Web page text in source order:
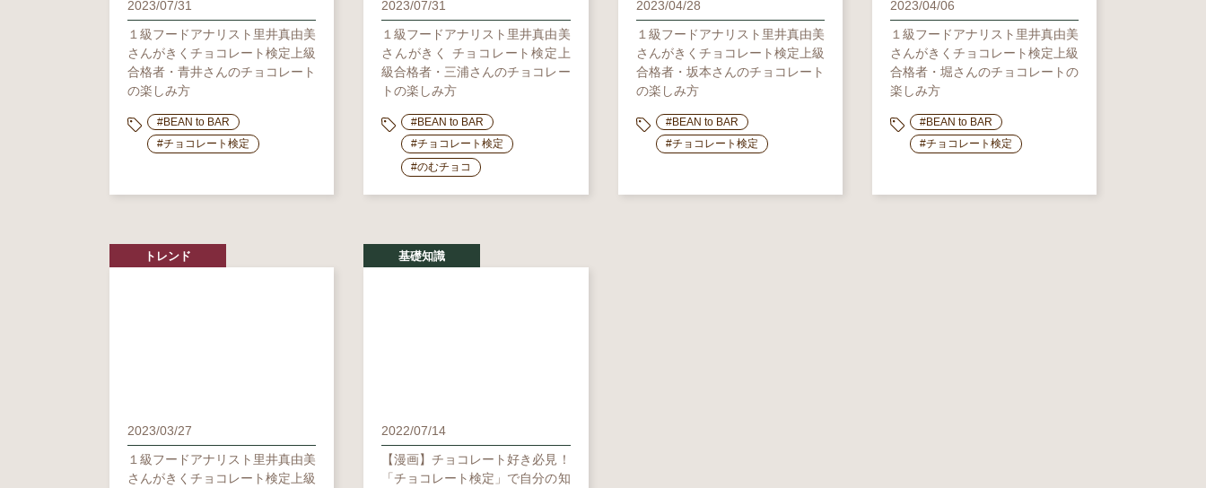
2023/07/31
１級フードアナリスト里井真由美
さんがきくチョコレート検定上級
合格者・青井さんのチョコレート
の楽しみ方
#BEAN to BAR
#チョコレート検定
2023/07/31
１級フードアナリスト里井真由美
さんがきく チョコレート検定上
級合格者・三浦さんのチョコレー
トの楽しみ方
#BEAN to BAR
#チョコレート検定
#のむチョコ
2023/04/28
１級フードアナリスト里井真由美
さんがきくチョコレート検定上級
合格者・坂本さんのチョコレート
の楽しみ方
#BEAN to BAR
#チョコレート検定
2023/04/06
１級フードアナリスト里井真由美
さんがきくチョコレート検定上級
合格者・堀さんのチョコレートの
楽しみ方
#BEAN to BAR
#チョコレート検定
トレンド
2023/03/27
１級フードアナリスト里井真由美
さんがきくチョコレート検定上級
基礎知識
2022/07/14
【漫画】チョコレート好き必見！
「チョコレート検定」で自分の知